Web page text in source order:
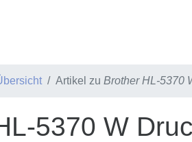
Artikel zu Brother HL-5370
5370 W